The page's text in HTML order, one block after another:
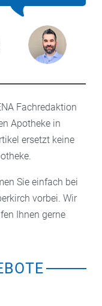
Fachredaktion
Apotheke in
ersetzt keine
Sie einfach bei
vorbei. Wir
Ihnen gerne